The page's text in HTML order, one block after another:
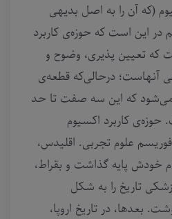
(که آن را به اصل بدیهی
در این‌ است که حوزه‌ی کاربرد
که تعیین پذیری، وضوح و
درحالی‌که قطعه‌ی
می‌شود که این سه صفت تا حد
کاربرد اکسیوم
علوم تجربی. اقلیدس،
خودش پایه گذاشت و بقراط،
تاریخ را به شکل
بعدها، در تاریخ اروپا،